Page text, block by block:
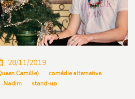
28/11/2019
Camille)
comédie alternative
Nadim stand-up